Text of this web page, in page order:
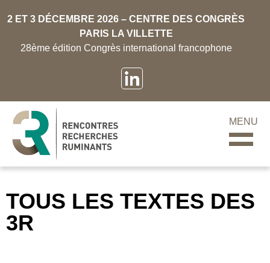
2 ET 3 DÉCEMBRE 2026 – CENTRE DES CONGRÈS
PARIS LA VILLETTE
28ème édition Congrès international francophone
MENU
TOUS LES TEXTES DES
3R